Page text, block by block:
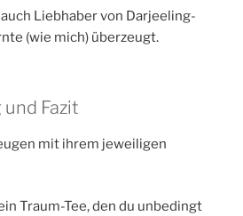
Liebhaber von Darjeeling-
(wie mich) überzeugt.
Fazit
mit ihrem jeweiligen
Traum-Tee, den du unbedingt